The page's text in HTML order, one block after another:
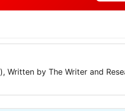
Written by The Writer and